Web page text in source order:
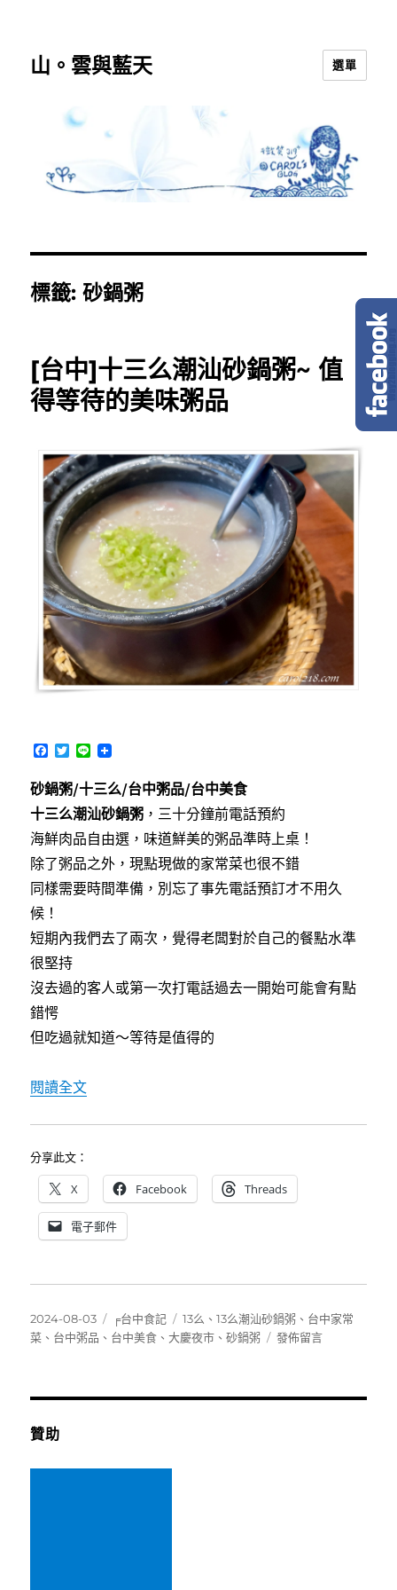
山。雲與藍天 選單
標籤:砂鍋粥
[台中]十三么潮汕砂鍋粥~ 值
得等待的美味粥品
F
c
e
b
o
o
k
T
i
t
t
e
r
L
n
e
砂鍋粥/十三么/台中粥品/台中美食
十三么潮汕砂鍋粥 ，三十分鐘前電話預約
海鮮肉品自由選，味道鮮美的粥品準時上桌！
除了粥品之外，現點現做的家常菜也很不錯
同樣需要時間準備，別忘了事先電話預訂才不用久
候！
短期內我們去了兩次，覺得老闆對於自己的餐點水準
很堅持
沒去過的客人或第一次打電話過去一開始可能會有點
錯愕
但吃過就知道～等待是值得的
閱讀全文〈[台中]十三么潮汕砂鍋粥~ 值得等待的美味粥
分享此文：
X Facebook Threads
電子郵件
發
佈
2024-08-03
分
類
╒台中食記
標
籤
13么 、13么潮汕砂鍋粥 、 台中家常
菜 、 台中粥品 、 台中美食 、大慶夜市 、砂鍋粥
在
發佈留言
贊助